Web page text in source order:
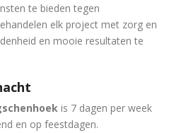
te bieden tegen
elk project met zorg en
en mooie resultaten te
is 7 dagen per week
en op feestdagen.